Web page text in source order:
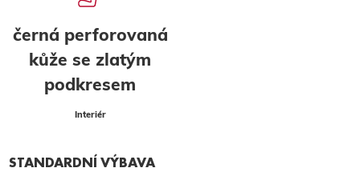
černá perforovaná
kůže se zlatým
podkresem
Interiér
STANDARDNÍ VÝBAVA